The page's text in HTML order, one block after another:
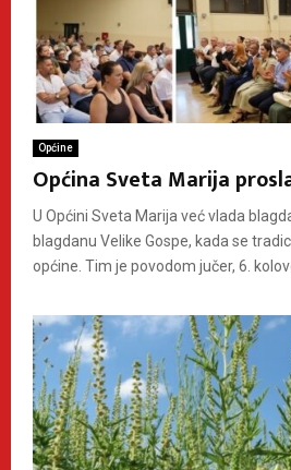
Općine
Općina Sveta Marija
U Općini Sveta Marija već vlada
blagdanu Velike Gospe, kada se
općine. Tim je povodom jučer, 6.